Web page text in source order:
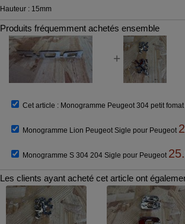
Hauteur : 15mm
Produits fréquemment achetés ensemble
+
Cet article : Monogramme Peugeot 304 petit
Monogramme Lion Peugeot Sigle pour Peugeot
Monogramme S 304 204 Sigle pour Peugeot
Les clients ayant acheté cet article ont